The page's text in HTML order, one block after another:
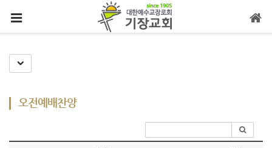
Toggle Dropdown
오전예배찬양